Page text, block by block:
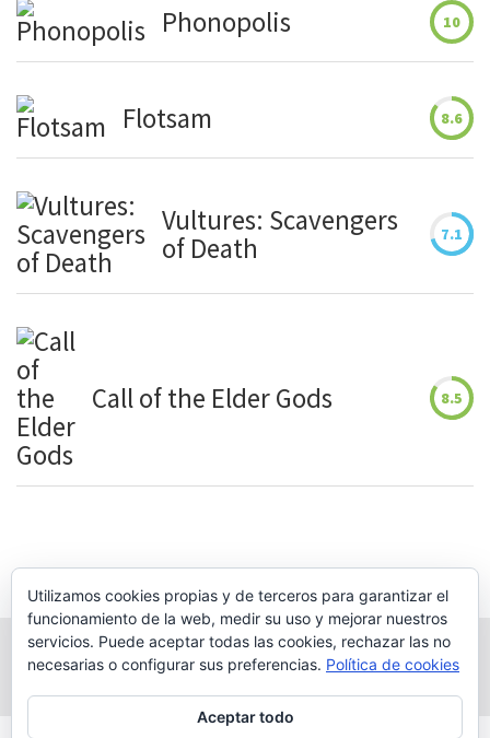
Phonopolis 10
Flotsam 8.6
Vultures: Scavengers
of Death
7.1
Call of the Elder Gods 8.5
Utilizamos cookies propias y de terceros para garantizar el
funcionamiento de la web, medir su uso y mejorar nuestros
servicios. Puede aceptar todas las cookies, rechazar las no
necesarias o configurar sus preferencias. Política de cookies
Aceptar todo